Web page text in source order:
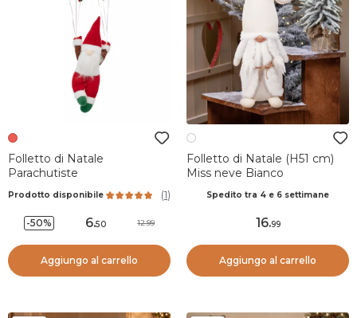
Folletto di Natale
Parachutiste
Prodotto disponibile (1)
-50% 6.50 12.99
Aggiungo al carrello
Folletto di Natale (H51 cm)
Miss neve Bianco
Spedito tra 4 e 6 settimane
16.99
Aggiungo al carrello